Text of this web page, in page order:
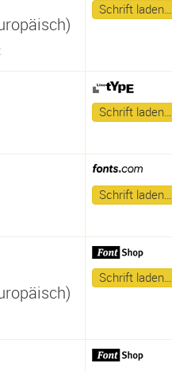
Schrift laden…
Schrift laden…
Schrift laden…
Schrift laden…